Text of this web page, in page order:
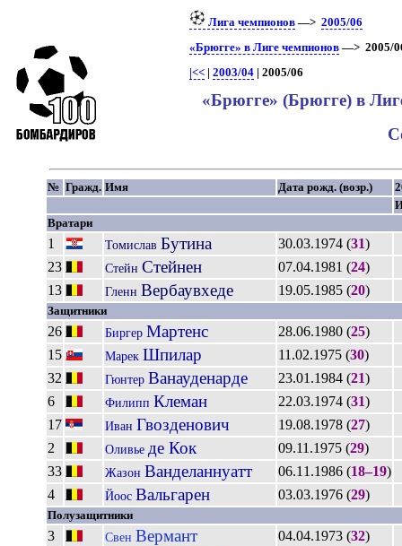
Лига чемпионов—> 2005/06
«Брюгге» в Лиге чемпионов—> 2005/
|<<| 2003/04| 2005/06
«Брюгге» (Брюгге) в
№ Гражд. Имя Дата рожд. (возр.)
Вратари
1 Томислав Бутина 30.03.1974 (31)
23
Стейн Стейнен 07.04.1981 (24)
13
Гленн Вербаувхеде 19.05.1985 (20)
Защитники
26 Биргер Мартенс 28.06.1980 (25)
15
Марек Шпилар 11.02.1975 (30)
32
Гюнтер Ванауденарде 23.01.1984 (21)
6
Филипп Клеман 22.03.1974 (31)
17
Иван Гвозденович 19.08.1978 (27)
2
Оливье де Кок 09.11.1975 (29)
33
Жазон Ванделаннуатт 06.11.1986 (18–19)
4
Йоос Вальгарен 03.03.1976 (29)
Полузащитники
3 Свен Вермант 04.04.1973 (32)